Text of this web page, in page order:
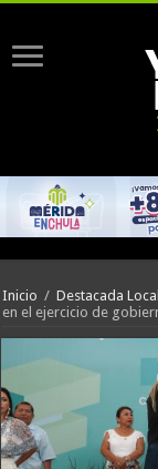
Inicio / Destacada Local
en el ejercicio de